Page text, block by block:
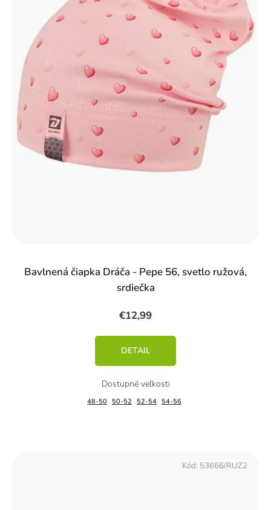
Bavlnená čiapka Dráča - Pepe 56, svetlo ružová,
srdiečka
€12,99
DETAIL
48-50 50-52 52-54 54-56
Kód: 53666/RUZ2